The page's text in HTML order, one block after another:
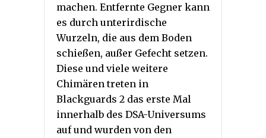
machen. Entfernte Gegner kann
es durch unterirdische
Wurzeln, die aus dem Boden
schießen, außer Gefecht setzen.
Diese und viele weitere
Chimären treten in
Blackguards 2 das erste Mal
innerhalb des DSA-Universums
auf und wurden von den